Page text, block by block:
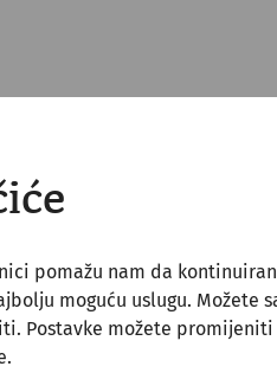
pomažu nam da
moguću uslugu. Možete
Postavke možete promijeniti